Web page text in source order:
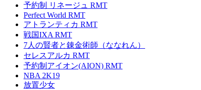
予約制 リネージュ RMT
Perfect World RMT
アトランティカ RMT
戦国IXA RMT
7人の賢者と錬金術師（ななれん）
セレスアルカ RMT
予約制アイオン(AION) RMT
NBA 2K19
放置少女